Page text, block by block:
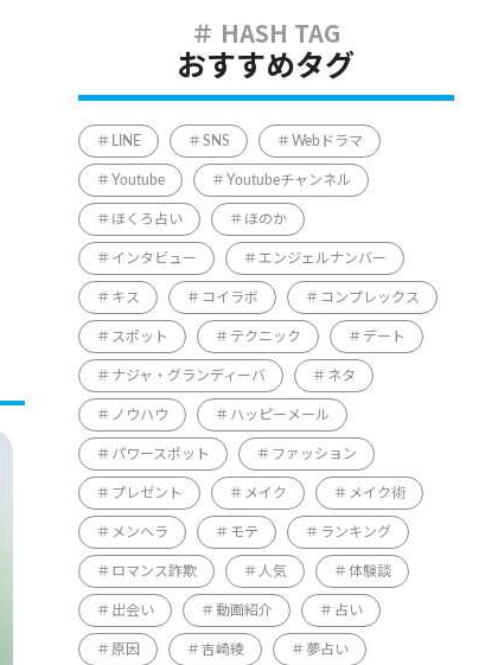
おすすめタグ
LINE SNS Webドラマ
Youtube Youtubeチャンネル
ほくろ占い ほのか
インタビュー エンジェルナンバー
キス コイラボ コンプレックス
スポット テクニック デート
ナジャ・グランディーバ ネタ
ノウハウ ハッピーメール
パワースポット ファッション
プレゼント メイク メイク術
メンヘラ モテ ランキング
ロマンス詐欺 人気 体験談
出会い 動画紹介 占い
原因 吉崎綾 夢占い